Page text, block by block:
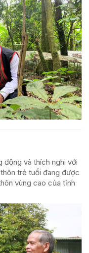
động và thích nghi với
trẻ tuổi đang được
vùng cao của tỉnh